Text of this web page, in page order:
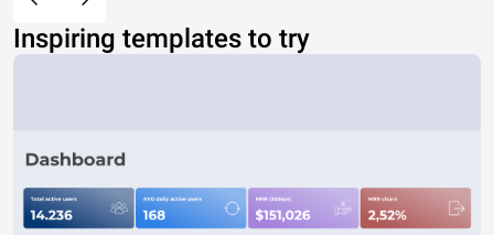
Inspiring templates to try